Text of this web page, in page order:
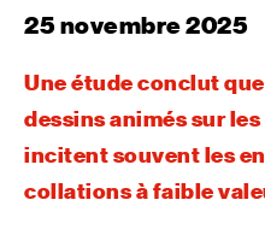
25 novembre 2025
Une étude conclut
dessins animés sur
incitent souvent les
collations à faible